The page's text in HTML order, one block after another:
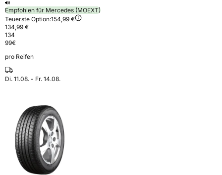
Empfohlen für Mercedes (MOEXT)
Teuerste Option:154,99 €
134,99 €
134
99€
pro Reifen
Di. 11.08. - Fr. 14.08.